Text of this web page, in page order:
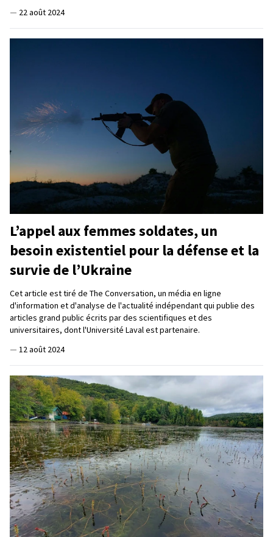
— 22 août 2024
L’appel aux femmes soldates, un
besoin existentiel pour la défense et la
survie de l’Ukraine
Cet article est tiré de The Conversation, un média en ligne
d'information et d'analyse de l'actualité indépendant qui publie des
articles grand public écrits par des scientifiques et des
universitaires, dont l'Université Laval est partenaire.
— 12 août 2024